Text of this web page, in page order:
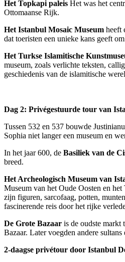
Het Topkapi paleis Het was het
Ottomaanse Rijk.
Het Istanbul Mosaic Museum heeft
dat toeristen een unieke kans geeft
Het Turkse Islamitische
museum, zoals verlichte teksten,
geschiedenis van de islamitische
Dag 2: Privégestuurde tour van
Tussen 532 en 537 bouwde
Sophia niet langer een museum en
In het jaar 600, de Basiliek van de
breed.
Het Archeologisch Museum van
Museum van het Oude Oosten en
zijn figuren, sarcofaag, potten,
fascinerende reis door het rijke
De Grote Bazaar is de oudste markt
Bazaar. Later voegden andere
2-daagse privétour door Istanbul